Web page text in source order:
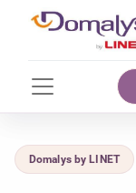
Domalys by LINET